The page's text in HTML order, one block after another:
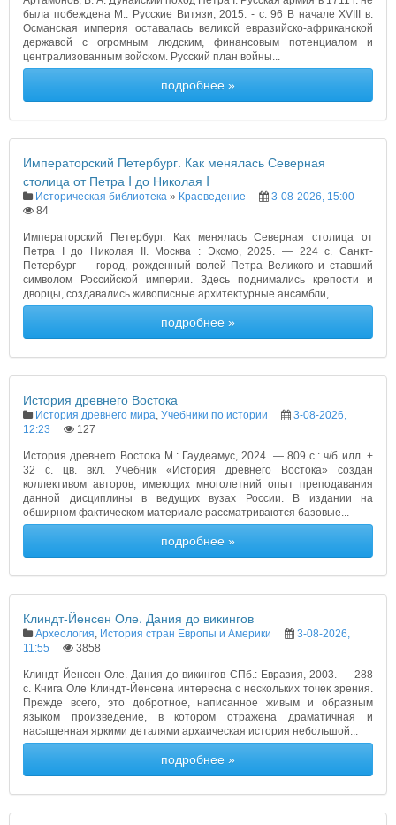
была побеждена М.: Русские Витязи, 2015. - с. 96 В начале XVIII в.
Османская империя оставалась великой евразийско-африканской
державой с огромным людским, финансовым потенциалом и
централизованным войском. Русский план войны...
подробнее »
Императорский Петербург. Как менялась Северная
столица от Петра I до Николая I
Историческая библиотека » Краеведение
3-08-2026, 15:00
84
Императорский Петербург. Как менялась Северная столица от
Петра I до Николая II. Москва : Эксмо, 2025. — 224 с. Санкт-
Петербург — город, рожденный волей Петра Великого и ставший
символом Российской империи. Здесь поднимались крепости и
дворцы, создавались живописные архитектурные ансамбли,...
подробнее »
История древнего Востока
История древнего мира Учебники по истории
3-08-2026,
12:23
127
История древнего Востока М.: Гаудеамус, 2024. — 809 с.: ч/б илл. +
32 с. цв. вкл. Учебник «История древнего Востока» создан
коллективом авторов, имеющих многолетний опыт преподавания
данной дисциплины в ведущих вузах России. В издании на
обширном фактическом материале рассматриваются базовые...
подробнее »
Клиндт-Йенсен Оле. Дания до викингов
Археология История стран Европы и Америки
3-08-2026,
11:55
3858
Клиндт-Йенсен Оле. Дания до викингов СПб.: Евразия, 2003. — 288
с. Книга Оле Клиндт-Йенсена интересна с нескольких точек зрения.
Прежде всего, это добротное, написанное живым и образным
языком произведение, в котором отражена драматичная и
насыщенная яркими деталями архаическая история небольшой...
подробнее »